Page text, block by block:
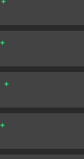
+
+
+